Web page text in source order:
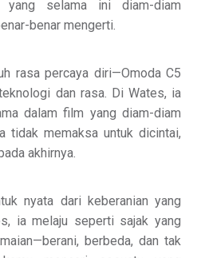
yang selama ini diam-diam
benar mengerti.
rasa percaya diri—Omoda C5
dan rasa. Di Wates, ia
dalam film yang diam-diam
tidak memaksa untuk dicintai,
akhirnya.
nyata dari keberanian yang
ia melaju seperti sajak yang
berbeda, dan tak